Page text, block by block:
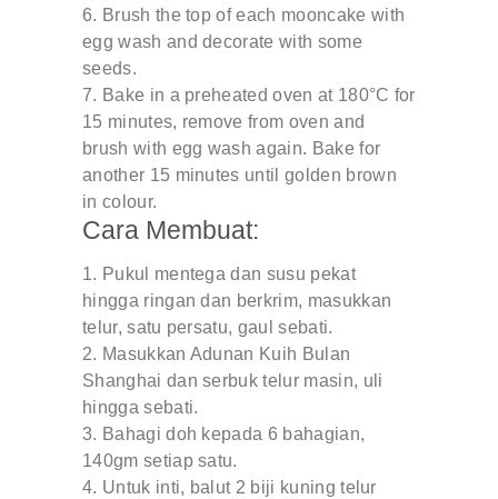
Brush the top of each mooncake with
egg wash and decorate with some
seeds.
Bake in a preheated oven at 180°C for
15 minutes, remove from oven and
brush with egg wash again. Bake for
another 15 minutes until golden brown
in colour.
Cara Membuat:
Pukul mentega dan susu pekat
hingga ringan dan berkrim, masukkan
telur, satu persatu, gaul sebati.
Masukkan Adunan Kuih Bulan
Shanghai dan serbuk telur masin, uli
hingga sebati.
Bahagi doh kepada 6 bahagian,
140gm setiap satu.
Untuk inti, balut 2 biji kuning telur